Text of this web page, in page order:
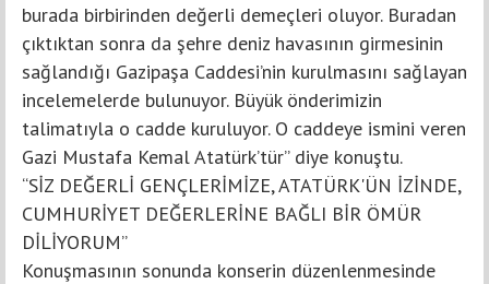
burada birbirinden değerli demeçleri oluyor. Buradan
çıktıktan sonra da şehre deniz havasının girmesinin
sağlandığı Gazipaşa Caddesi’nin kurulmasını sağlayan
incelemelerde bulunuyor. Büyük önderimizin
talimatıyla o cadde kuruluyor. O caddeye ismini veren
Gazi Mustafa Kemal Atatürk’tür” diye konuştu.
“SİZ DEĞERLİ GENÇLERİMİZE, ATATÜRK'ÜN İZİNDE,
CUMHURİYET DEĞERLERİNE BAĞLI BİR ÖMÜR
DİLİYORUM”
Konuşmasının sonunda konserin düzenlenmesinde